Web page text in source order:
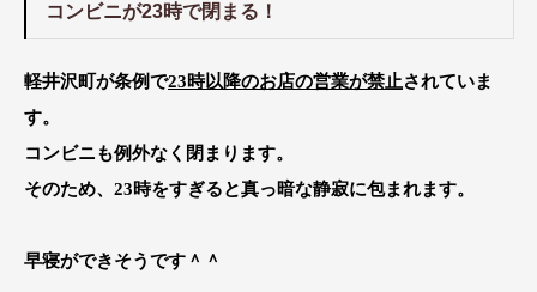
コンビニが23時で閉まる！
軽井沢町が条例で23時以降のお店の営業が禁止されていま
す。
コンビニも例外なく閉まります。
そのため、23時をすぎると真っ暗な静寂に包まれます。
早寝ができそうです＾＾